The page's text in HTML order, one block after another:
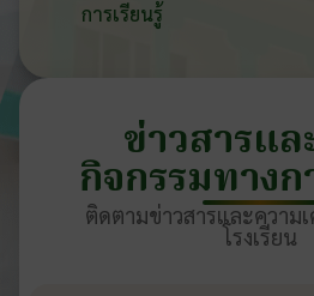
การเรียนรู้
ข่าวสารแ
กิจกรรมทาง
ติดตามข่าวสารและความ
โรงเรียน